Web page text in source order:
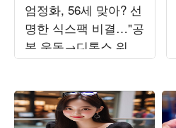
엄정화, 56세 맞아? 선
명한 식스팩 비결…"공
복 운동→디톡스 워터"
('놀토')